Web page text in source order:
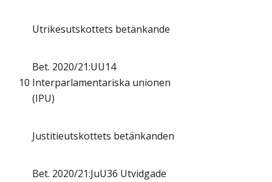
Utrikesutskottets betänkande
10
Bet. 2020/21:UU14
Interparlamentariska unionen
(IPU)
Justitieutskottets betänkanden
Bet. 2020/21:JuU36 Utvidgade